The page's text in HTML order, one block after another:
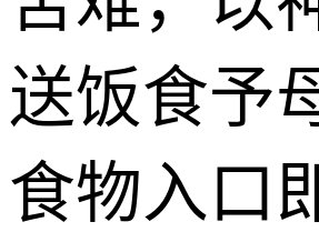
送饭食予
食物入口